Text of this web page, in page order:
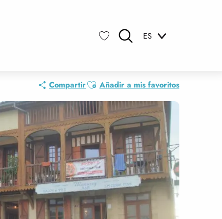
ES
CompartirAjouter aux favoris
Añadir a mis favoritos